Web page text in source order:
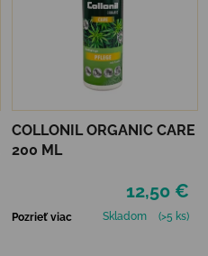
COLLONIL ORGANIC CARE
200 ML
12,50 €
Pozrieť viac Skladom (>5 ks)